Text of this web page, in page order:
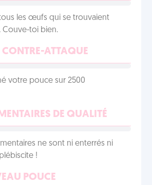
tous les œufs qui se trouvaient
Couve-toi bien.
CONTRE-ATTAQUE
votre pouce sur 2500
DE QUALITÉ
ne sont ni enterrés ni
!
POUCE